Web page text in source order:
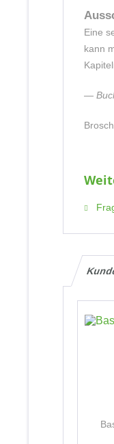
Eine
kann
—